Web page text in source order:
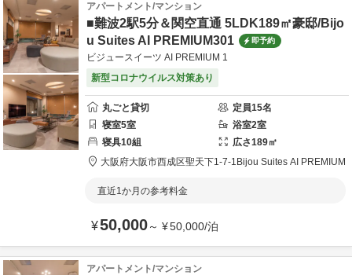
アパートメント/マンション
■難波2駅5分＆関空直通 5LDK189㎡豪邸/Bijo
u Suites AI PREMIUM301
即予約
ビジュースイーツ AI PREMIUM 1
新型コロナウイルス対策あり
丸ごと貸切 定員15名
寝室5室 浴室2室
寝具10組 広さ189㎡
大阪府大阪市西成区聖天下1-7-1 Bijou Suites AI PREMIUM
直近1か月の参考料金
¥50,000～ ¥50,000/泊
アパートメント/マンション